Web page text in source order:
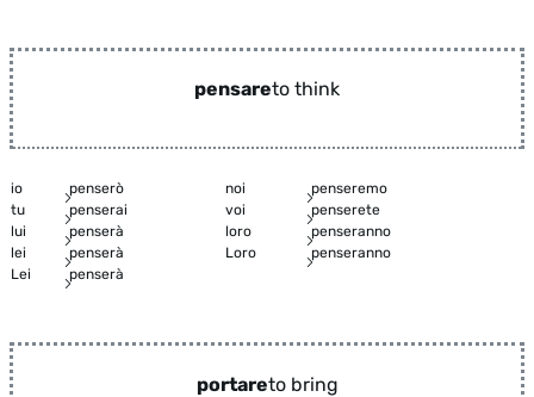
pensareto think
io penserò noi
penseremo
tu
penserai voi
penserete
lui
penserà loro
penseranno
lei
penserà Loro
penseranno
Lei
penserà
portareto bring